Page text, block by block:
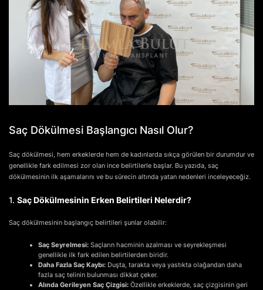
Saç Dökülmesi Başlangıcı Nasıl Olur?
Saç dökülmesi, hem erkeklerde hem de kadınlarda sıkça görülen bir durumdur ve
genellikle fark edilmesi zor olan ince belirtilerle başlar. Bu yazıda, saç
dökülmesinin ilk aşamalarını ve bu sürecin altında yatan nedenleri inceleyeceğiz.
1. Saç Dökülmesinin Erken Belirtileri Nelerdir?
Saç dökülmesinin başlangıç belirtileri şunlar olabilir:
Saç Seyrelmesi:Saçların hacminin azalması ve seyrekleşmesi
genellikle ilk fark edilen belirtilerden biridir.
Daha Fazla Saç Kaybı:Duşta, tarakta veya yastıkta olağandan daha
fazla saç telinin bulunması dikkat çeker.
Alında Gerileyen Saç Çizgisi:Özellikle erkeklerde, saç çizgisinin geri